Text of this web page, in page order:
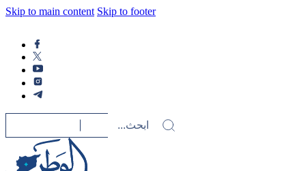
Skip to main content Skip to footer